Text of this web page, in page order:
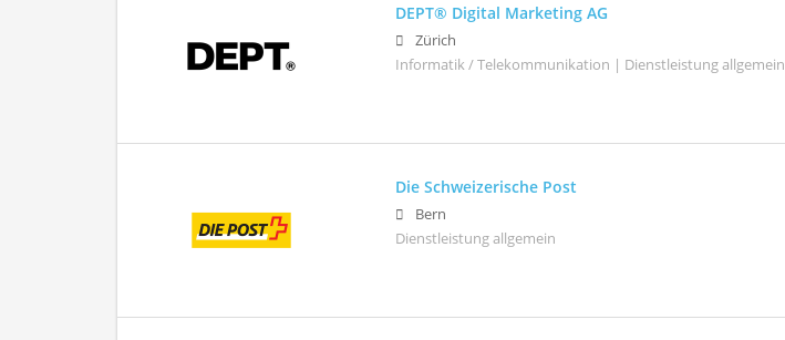
DEPT® Digital Marketing AG
Zürich
Informatik / Telekommunikation | Dienstleistung allgemein
Die Schweizerische Post
Bern
Dienstleistung allgemein